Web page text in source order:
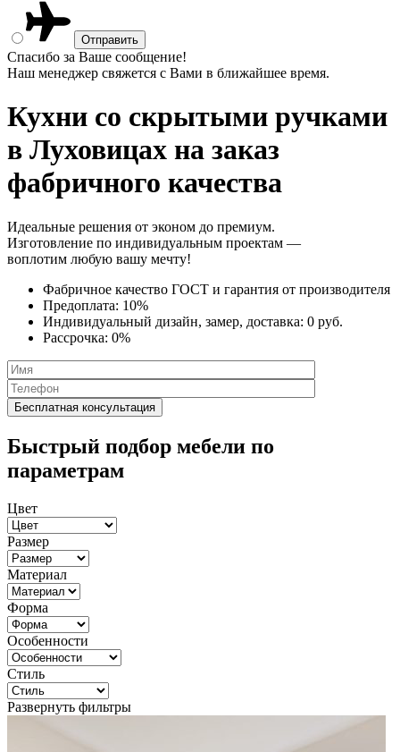
Спасибо за Ваше сообщение!
Наш менеджер свяжется с Вами в ближайшее время.
Кухни со скрытыми ручками
в Луховицах на заказ
фабричного качества
Идеальные решения от эконом до премиум.
Изготовление по индивидуальным проектам —
воплотим любую вашу мечту!
Фабричное качество ГОСТ и гарантия от производителя
Предоплата: 10%
Индивидуальный дизайн, замер, доставка: 0 руб.
Рассрочка: 0%
Быстрый подбор мебели по
параметрам
Цвет
Размер
Материал
Форма
Особенности
Стиль
Развернуть фильтры